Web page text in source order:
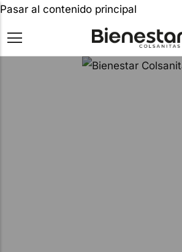
Pasar al contenido principal